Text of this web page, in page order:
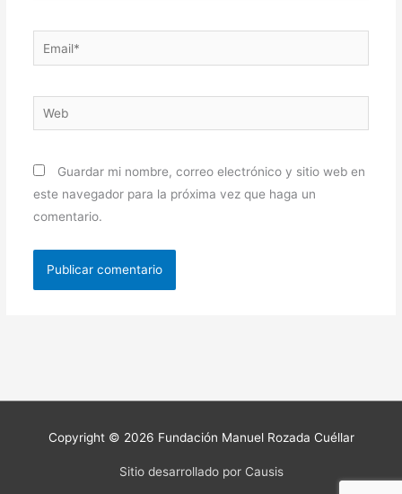
Email*
Web
Guardar mi nombre, correo electrónico y sitio web en
este navegador para la próxima vez que haga un
comentario.
Copyright © 2026 Fundación Manuel Rozada Cuéllar
Sitio desarrollado por Causis